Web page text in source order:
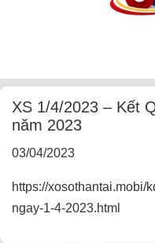
XS 1/4/2023 – Kết
năm 2023
03/04/2023
https://xosothantai.mobi/
ngay-1-4-2023.html